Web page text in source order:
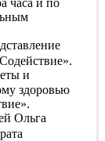
часа и по
и
здоровью
Ольга